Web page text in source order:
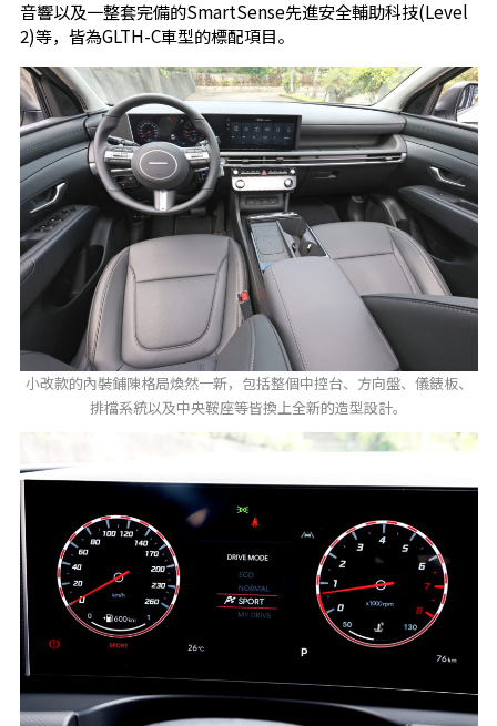
音響以及一整套完備的SmartSense先進安全輔助科技(Level
2)等，皆為GLTH-C車型的標配項目。
小改款的內裝鋪陳格局煥然一新，包括整個中控台、方向盤、儀錶板、
排檔系統以及中央鞍座等皆換上全新的造型設計。